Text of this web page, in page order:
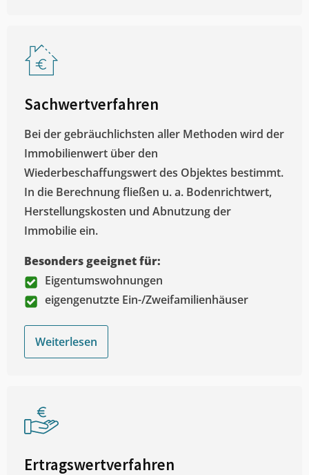
Sachwertverfahren
Bei der gebräuchlichsten aller Methoden wird der
Immobilienwert über den
Wiederbeschaffungswert des Objektes bestimmt.
In die Berechnung fließen u. a. Bodenrichtwert,
Herstellungskosten und Abnutzung der
Immobilie ein.
Besonders geeignet für:
Eigentumswohnungen
eigengenutzte Ein-/Zweifamilienhäuser
Weiterlesen
Ertragswertverfahren